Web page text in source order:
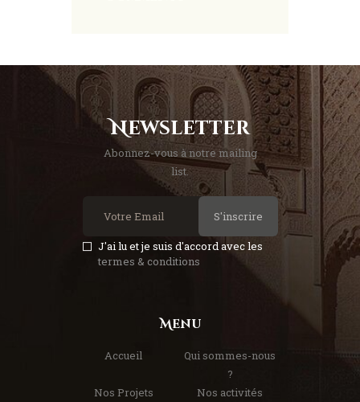
Newsletter
Abonnez-vous à notre mailing
list.
S'inscrire
J'ai lu et je suis d'accord avec les
termes & conditions
Menu
Accueil
Qui sommes-nous
?
Nos Projets
Nos activités